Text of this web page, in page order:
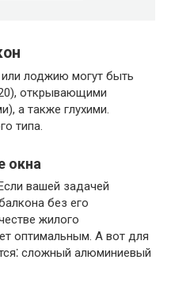
лоджию могут быть
открывающими
а также глухими.
типа.
окна
вашей задачей
без его
жилого
оптимальным. А вот для
сложный алюминиевый